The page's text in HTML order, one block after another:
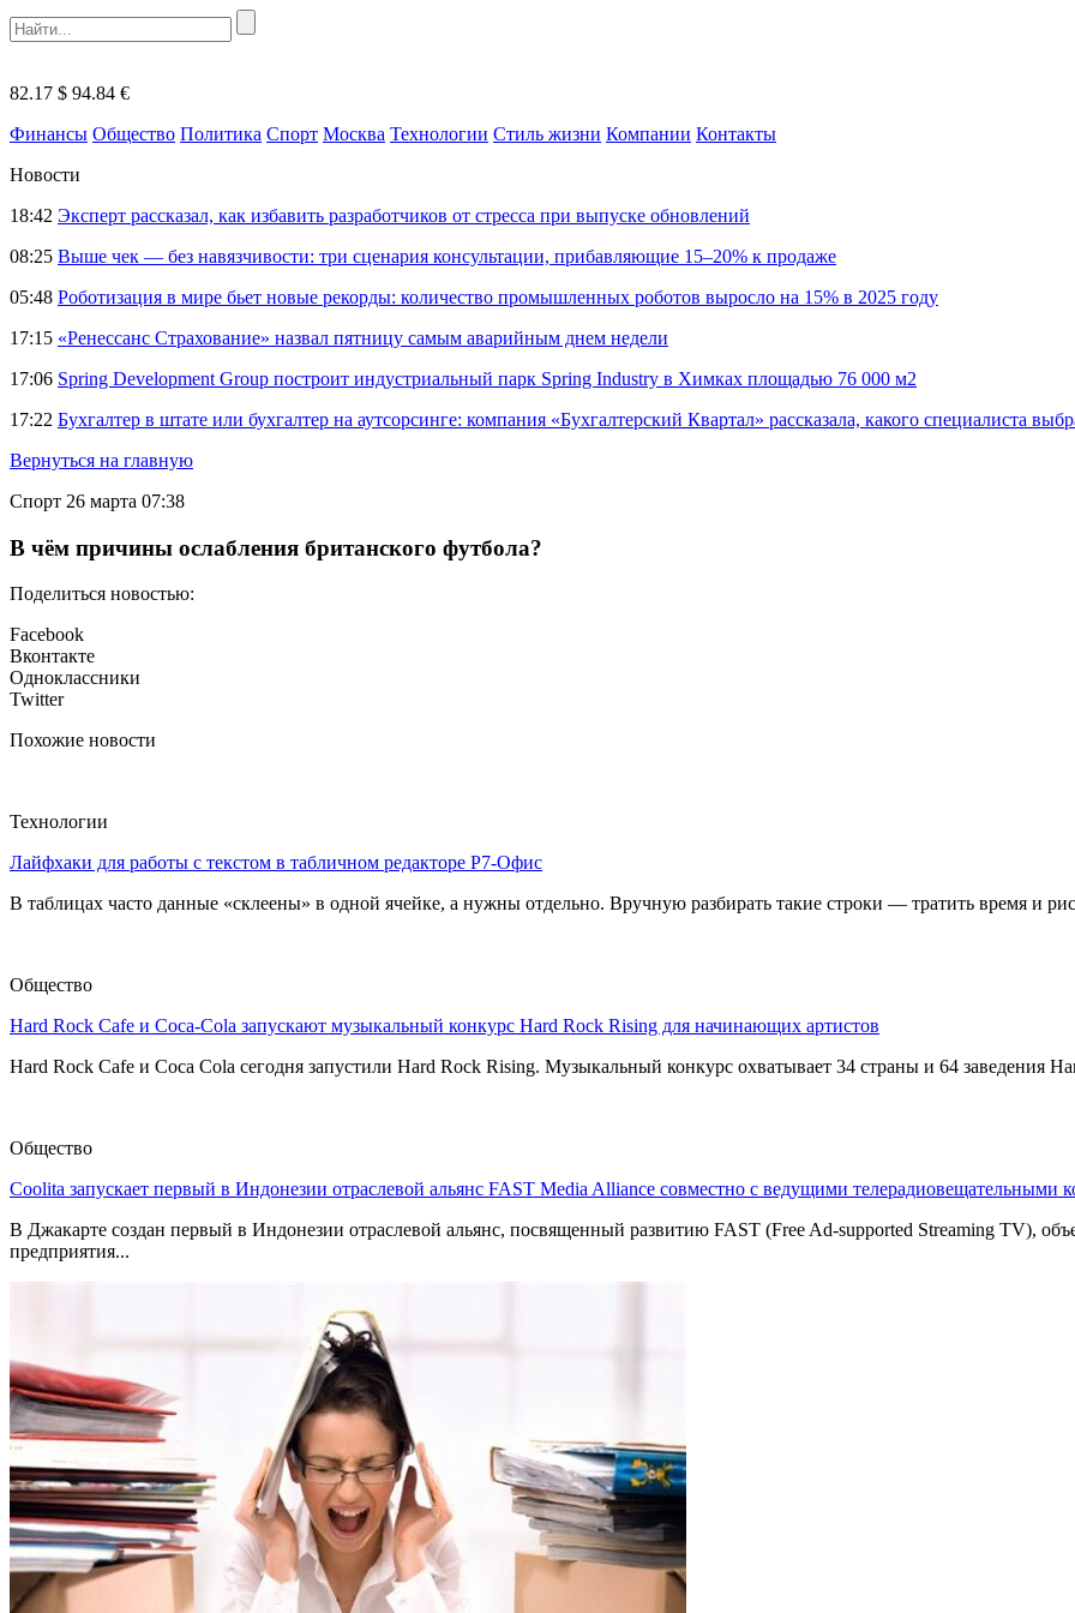
82.17 $ 94.84 €
Финансы Общество Политика Спорт Москва Технологии Стиль жизни Компании Контакты
Новости
18:42 Эксперт рассказал, как избавить разработчиков от стресса при выпуске обновлений
08:25 Выше чек — без навязчивости: три сценария консультации, прибавляющие 15–20% к продаже
05:48 Роботизация в мире бьет новые рекорды: количество промышленных роботов выросло на 15% в 2025 году
17:15 «Ренессанс Страхование» назвал пятницу самым аварийным днем недели
17:06 Spring Development Group построит индустриальный парк Spring Industry в Химках площадью 76 000 м2
17:22 Бухгалтер в штате или бухгалтер на аутсорсинге: компания «Бухгалтерский Квартал» рассказала, какого специалиста
Вернуться на главную
Спорт 26 марта 07:38
В чём причины ослабления британского футбола?
Поделиться новостью:
Facebook
Вконтакте
Одноклассники
Twitter
Похожие новости
Технологии
Лайфхаки для работы с текстом в табличном редакторе Р7-Офис
В таблицах часто данные «склеены» в одной ячейке, а нужны отдельно. Вручную разбирать такие строки — тратить время и
Общество
Hard Rock Cafe и Coca-Cola запускают музыкальный конкурс Hard Rock Rising для начинающих артистов
Hard Rock Cafe и Coca Cola сегодня запустили Hard Rock Rising. Музыкальный конкурс охватывает 34 страны и 64 заведения
Общество
Coolita запускает первый в Индонезии отраслевой альянс FAST Media Alliance совместно с ведущими телерадиовещательными
В Джакарте создан первый в Индонезии отраслевой альянс, посвященный развитию FAST (Free Ad-supported Streaming TV),
предприятия...